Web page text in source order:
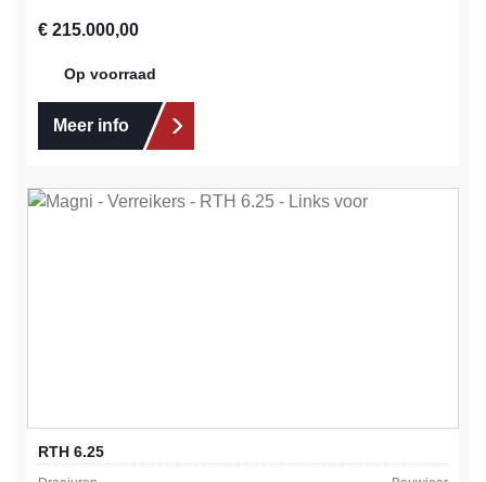
Normale prijs:
€ 215.000,00
Op voorraad
Meer info
RTH 6.25